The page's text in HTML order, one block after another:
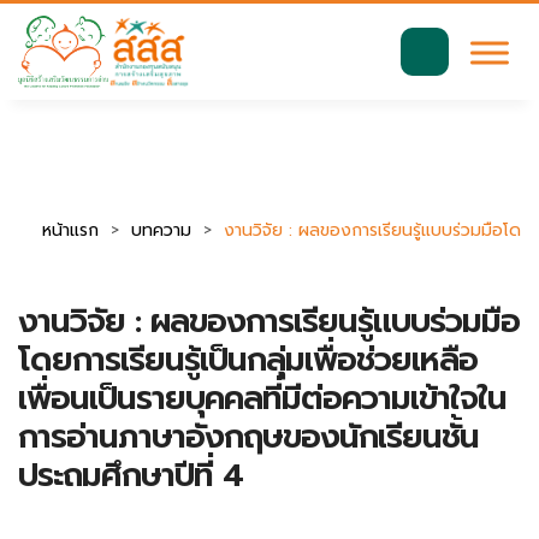
มาตรฐานการเข้าถึงเว็บ WCAG 2.2 AA
หน้าแรก บทความ งานวิจัย : ผลของการเรียนรู้แบบร่วมมือโดย
งานวิจัย : ผลของการเรียนรู้แบบร่วมมือ
โดยการเรียนรู้เป็นกลุ่มเพื่อช่วยเหลือ
เพื่อนเป็นรายบุคคลที่มีต่อความเข้าใจใน
การอ่านภาษาอังกฤษของนักเรียนชั้น
ประถมศึกษาปีที่ 4